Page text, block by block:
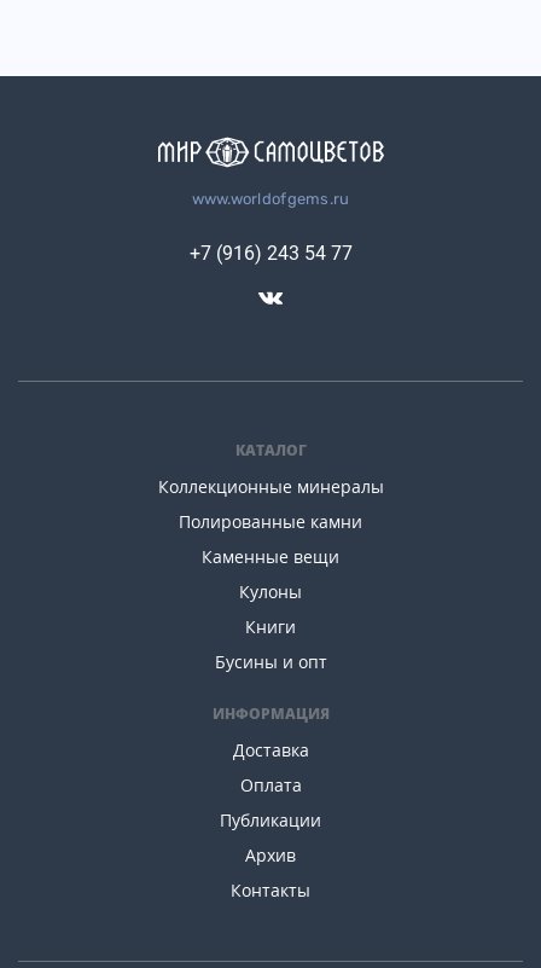
www.worldofgems.ru
КАТАЛОГ
Коллекционные минералы
Полированные камни
Каменные вещи
Кулоны
Книги
Бусины и опт
ИНФОРМАЦИЯ
Доставка
Оплата
Публикации
Архив
Контакты
+7 (916) 243 54 77